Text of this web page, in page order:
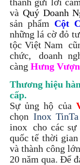
và Quý Doanh
sản phẩm Cột
những lá cờ đỏ
tộc Việt Nam
chức,
doanh
càng Hưng
Thương hiệu
cấp.
Sự ủng hộ của
chọn Inox
inox cho các
quốc tế thời
và thành công
20 năm qua. Để